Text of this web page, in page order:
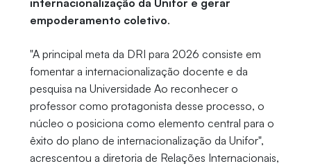
internacionalização da Unifor e gerar
empoderamento coletivo.
"A principal meta da DRI para 2026 consiste em
fomentar a internacionalização docente e da
pesquisa na Universidade Ao reconhecer o
professor como protagonista desse processo, o
núcleo o posiciona como elemento central para o
êxito do plano de internacionalização da Unifor",
acrescentou a diretoria de Relações Internacionais,